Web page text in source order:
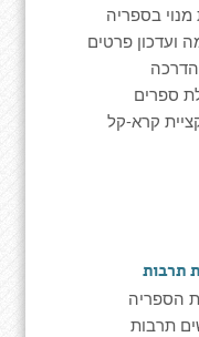
מנוי בספריה
ועדכון פרטים
ספרים
קרא-קל
תרבות
הספריה
תרבות